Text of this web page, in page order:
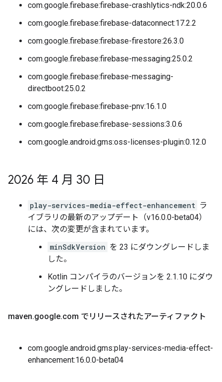
com.google.firebase:firebase-crashlytics-ndk:20.0.6
com.google.firebase:firebase-dataconnect:17.2.2
com.google.firebase:firebase-firestore:26.3.0
com.google.firebase:firebase-messaging:25.0.2
com.google.firebase:firebase-messaging-
directboot:25.0.2
com.google.firebase:firebase-pnv:16.1.0
com.google.firebase:firebase-sessions:3.0.6
com.google.android.gms:oss-licenses-plugin:0.12.0
2026 年 4 月 30 日
play-services-media-effect-enhancement ラ
イブラリの最新のアップデート（v16.0.0-beta04）
には、次の変更が含まれています。
minSdkVersion を 23 にダウングレードしま
した。
Kotlin コンパイラのバージョンを 2.1.10 にダウ
ングレードしました。
maven.google.com でリリースされたアーティファクト
com.google.android.gms:play-services-media-effect-
enhancement:16.0.0-beta04